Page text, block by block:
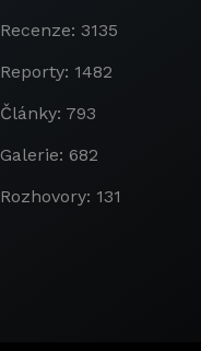
Recenze: 3135
Reporty: 1482
Články: 793
Galerie: 682
Rozhovory: 131